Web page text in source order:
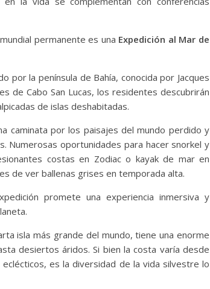
permanente es una Expedición al Mar de
por la península de Bahía, conocida por Jacques
de Cabo San Lucas, los residentes descubrirán
de islas deshabitadas.
caminata por los paisajes del mundo perdido y
Numerosas oportunidades para hacer snorkel y
costas en Zodiac o kayak de mar en
de ver ballenas grises en temporada alta.
promete una experiencia inmersiva y
isla más grande del mundo, tiene una enorme
desiertos áridos. Si bien la costa varía desde
es la diversidad de la vida silvestre lo